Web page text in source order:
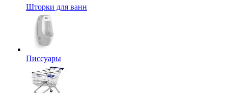
Шторки для ванн
Писсуары